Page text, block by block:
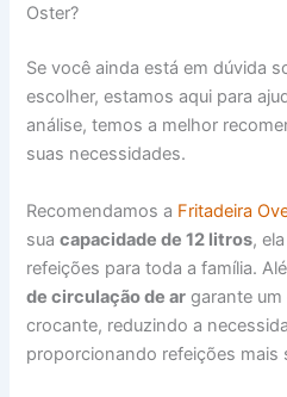
Oster?
Se você ainda está em dúvida
escolher, estamos aqui para
análise, temos a melhor
suas necessidades.
Recomendamos a Fritadeira
suacapacidade de 12 litros,
refeições para toda a família.
de circulação de ar garante
crocante, reduzindo a
proporcionando refeições mais